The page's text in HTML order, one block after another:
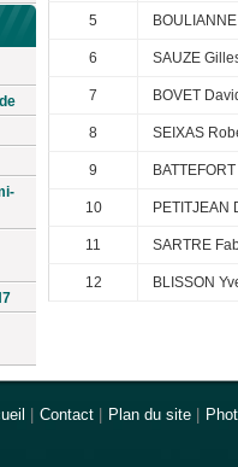
5
6 SAUZE
7 BOVET
8 SEIXAS
9
10 PETITJEAN
11 SARTRE
12 BLISSON
Contact Plan du site